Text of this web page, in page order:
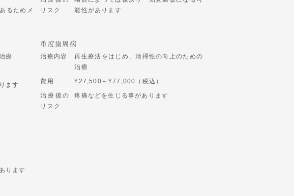
るためメ
リスク
能性があります
療
ます
重度歯周病
治療内容
再生療法をはじめ、清掃性の向上のための
治療
費用
¥27,500～¥77,000（税込）
治療後の
リスク
疼痛などを生じる事があります
ります